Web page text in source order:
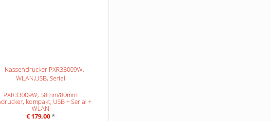
PXR33009W, 58mm/80mm
kompakt, USB + Serial +
WLAN
€ 179,00*